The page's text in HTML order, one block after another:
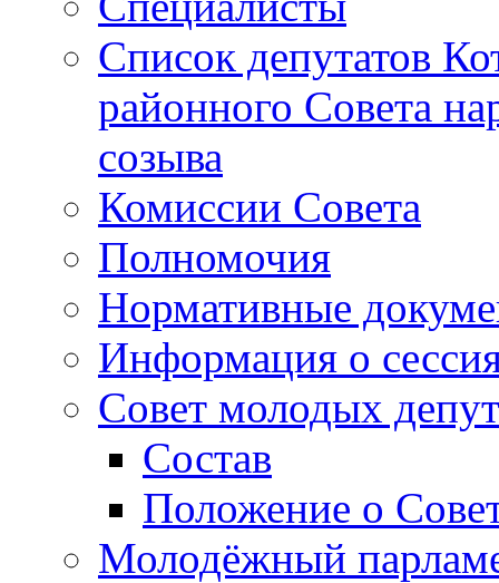
Список депутатов
районного Совета
созыва
Комиссии Совета
Полномочия
Нормативные
Информация о
Совет молодых
Состав
Положение о
Молодёжный